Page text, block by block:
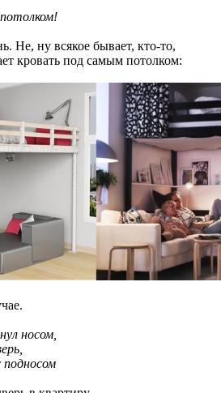
Не, ну всякое бывает, кто-то,
кровать под самым потолком:
носом,
подносом